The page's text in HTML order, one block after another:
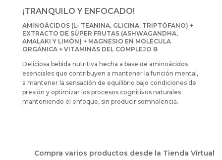
¡TRANQUILO Y ENFOCADO!
AMINOÁCIDOS (L- TEANINA, GLICINA, TRIPTÓFANO) +
EXTRACTO DE SÚPER FRUTAS (ASHWAGANDHA,
AMALAKI Y LIMÓN) + MAGNESIO EN MOLÉCULA
ORGÁNICA + VITAMINAS DEL COMPLEJO B
Deliciosa bebida nutritiva hecha a base de aminoácidos
esenciales que contribuyen a mantener la función mental,
a mantener la sensación de equilibrio bajo condiciones de
presión y optimizar los procesos cognitivos naturales
manteniendo el enfoque, sin producir somnolencia.
Compra varios productos desde la Tienda Virtual